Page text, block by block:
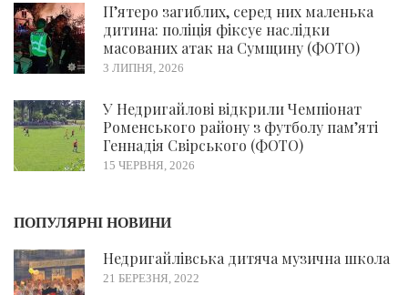
П’ятеро загиблих, серед них маленька
дитина: поліція фіксує наслідки
масованих атак на Сумщину (ФОТО)
3 ЛИПНЯ, 2026
У Недригайлові відкрили Чемпіонат
Роменського району з футболу пам’яті
Геннадія Свірського (ФОТО)
15 ЧЕРВНЯ, 2026
ПОПУЛЯРНІ НОВИНИ
Недригайлівська дитяча музична школа
21 БЕРЕЗНЯ, 2022